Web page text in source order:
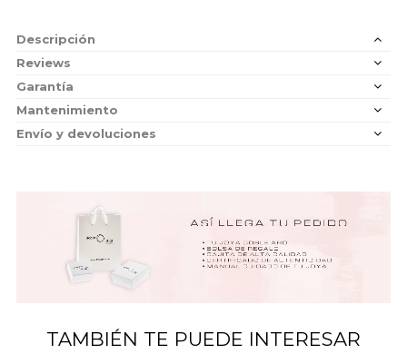
Descripción
Reviews
Garantía
Mantenimiento
Envío y devoluciones
TAMBIÉN TE PUEDE INTERESAR